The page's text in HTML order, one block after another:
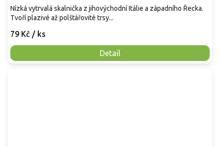
79 Kč / ks
Detail
Nízká vytrvalá skalnička z jihovýchodní Itálie a západního Řecka.
Tvoří plazivé až polštářovité trsy...